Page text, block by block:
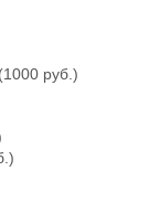
(1000 руб.)